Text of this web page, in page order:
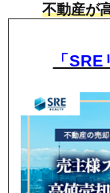
不動産が
「